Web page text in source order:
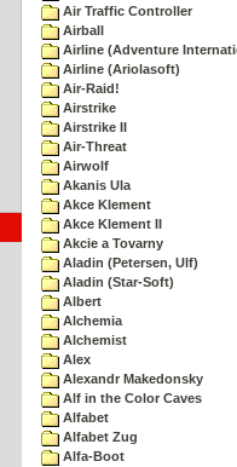
Air Traffic Controller
Airball
Airline (Adventure
Airline (Ariolasoft)
Air-Raid!
Airstrike
Airstrike II
Air-Threat
Airwolf
Akanis Ula
Akce Klement
Akce Klement II
Akcie a Tovarny
Aladin (Petersen, Ulf)
Aladin (Star-Soft)
Albert
Alchemia
Alchemist
Alex
Alexandr Makedonsky
Alf in the Color Caves
Alfabet
Alfabet Zug
Alfa-Boot